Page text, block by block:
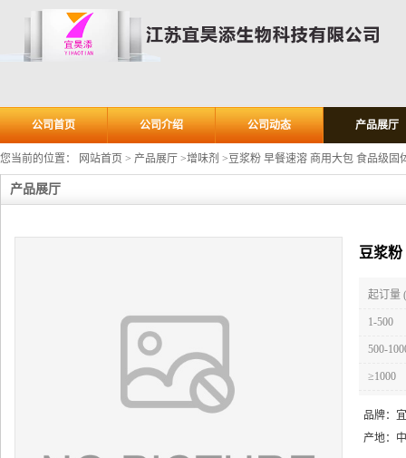
公司首页 公司介绍 公司动态 产品展厅
您当前的位置： 网站首页 > 产品展厅 >增味剂 > 豆浆粉 早餐速溶 商用大包 食品级固
产品展厅
豆浆
起订量
1-500
500-
≥1000
品牌：
产地：